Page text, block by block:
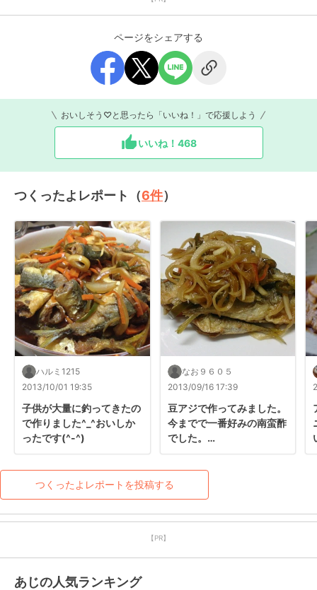
ページをシェアする
おいしそう♡と思ったら「いいね！」で応援しよう
いいね！ 468
つくったよレポート（6件）
ハルミ1215
2013/10/01 19:35
子供が大量に釣ってきたの
で作りました^_^おいしか
ったです(^-^)
なお９６０５
2013/09/16 17:39
豆アジで作ってみました。
今までで一番好みの南蛮酢
でした。
つくったよレポートを投稿する
【PR】
あじの人気ランキング